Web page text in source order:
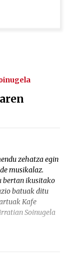
zehatza egin
musikalaz.
bertan ikusitako
batuak ditu
Kafe
Soinugela